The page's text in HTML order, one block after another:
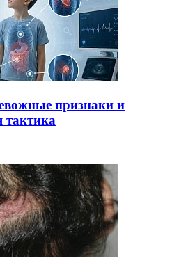
признаки и
тактика